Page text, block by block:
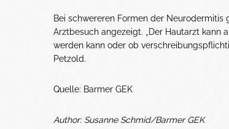
Bei schwereren Formen der
Arztbesuch angezeigt. „Der Hautarzt
werden kann oder ob
Petzold.
Quelle: Barmer GEK
Author: Susanne Schmid/Barmer GEK